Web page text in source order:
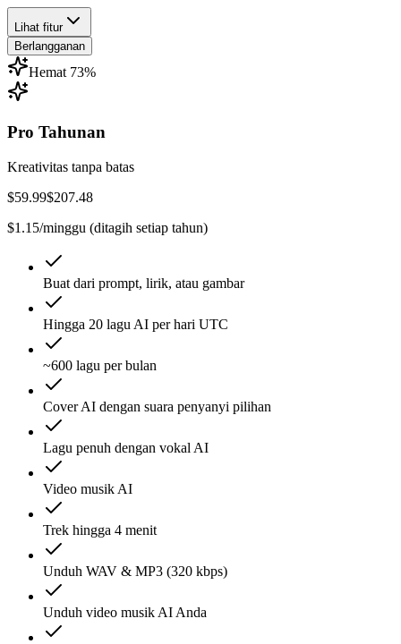
Lihat fitur
Berlangganan
Hemat 73%
Pro Tahunan
Kreativitas tanpa batas
$59.99$207.48
$1.15/minggu (ditagih setiap tahun)
Buat dari prompt, lirik, atau gambar
Hingga 20 lagu AI per hari UTC
~600 lagu per bulan
Cover AI dengan suara penyanyi pilihan
Lagu penuh dengan vokal AI
Video musik AI
Trek hingga 4 menit
Unduh WAV & MP3 (320 kbps)
Unduh video musik AI Anda